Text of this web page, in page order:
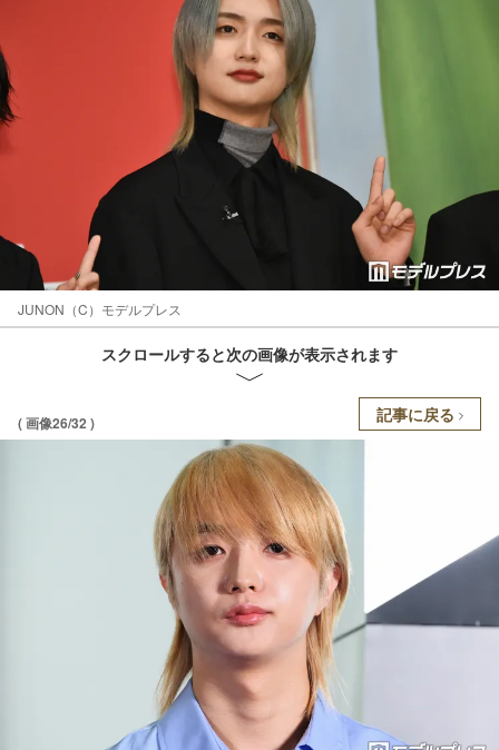
JUNON（C）モデルプレス
スクロールすると次の画像が表示されます
( 画像26/32 ) 記事に戻る